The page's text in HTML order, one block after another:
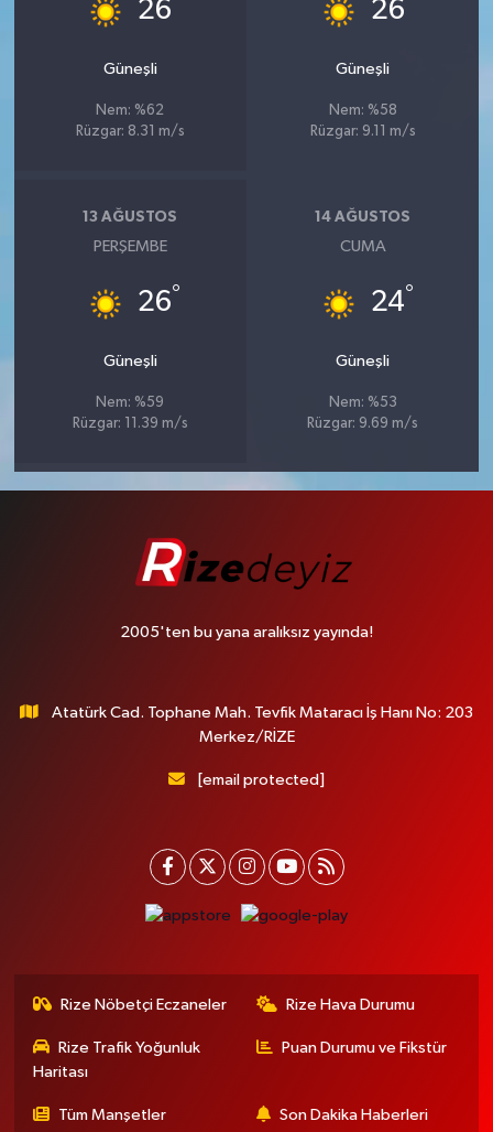
26
Güneşli
Nem: %62
Rüzgar: 8.31 m/s
26
Güneşli
Nem: %58
Rüzgar: 9.11 m/s
13 AĞUSTOS
PERŞEMBE
26°
Güneşli
Nem: %59
Rüzgar: 11.39 m/s
14 AĞUSTOS
CUMA
24°
Güneşli
Nem: %53
Rüzgar: 9.69 m/s
2005'ten bu yana aralıksız yayında!
Atatürk Cad. Tophane Mah. Tevfik Mataracı İş Hanı No: 203
Merkez/RİZE
[email protected]
Rize Nöbetçi Eczaneler Rize Hava Durumu
Rize Trafik Yoğunluk
Haritası
Puan Durumu ve Fikstür
Tüm Manşetler Son Dakika Haberleri